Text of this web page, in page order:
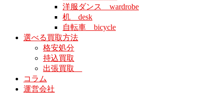
洋服ダンス wardrobe
机 desk
自転車 bicycle
選べる買取方法
格安処分
持込買取
出張買取
コラム
運営会社